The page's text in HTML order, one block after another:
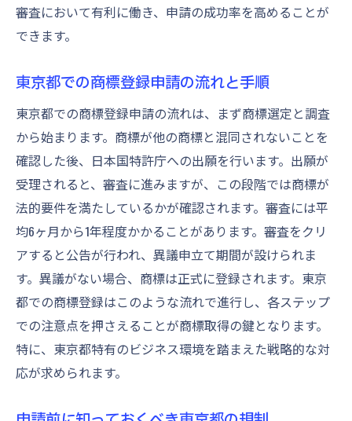
審査において有利に働き、申請の成功率を高めることが
できます。
東京都での商標登録申請の流れと手順
東京都での商標登録申請の流れは、まず商標選定と調査
から始まります。商標が他の商標と混同されないことを
確認した後、日本国特許庁への出願を行います。出願が
受理されると、審査に進みますが、この段階では商標が
法的要件を満たしているかが確認されます。審査には平
均6ヶ月から1年程度かかることがあります。審査をクリ
アすると公告が行われ、異議申立て期間が設けられま
す。異議がない場合、商標は正式に登録されます。東京
都での商標登録はこのような流れで進行し、各ステップ
での注意点を押さえることが商標取得の鍵となります。
特に、東京都特有のビジネス環境を踏まえた戦略的な対
応が求められます。